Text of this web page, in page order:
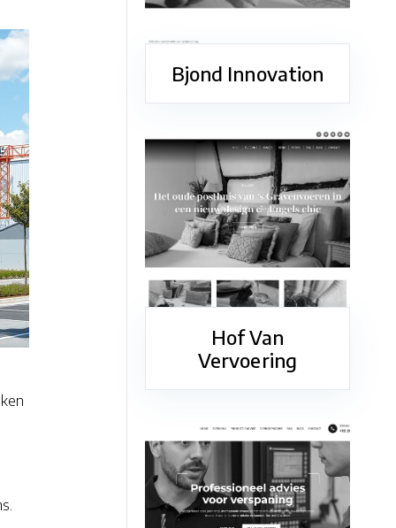
Bjond Innovation
Hof Van
Vervoering